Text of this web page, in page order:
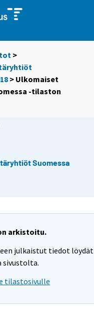
>
> Ulkomaiset
-tilaston
Suomessa
arkistoitu.
julkaistut tiedot löydät
sivustolta.
tilastosivulle